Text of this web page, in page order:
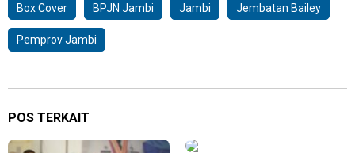
Box Cover BPJN Jambi Jambi Jembatan Bailey
Pemprov Jambi
POS TERKAIT